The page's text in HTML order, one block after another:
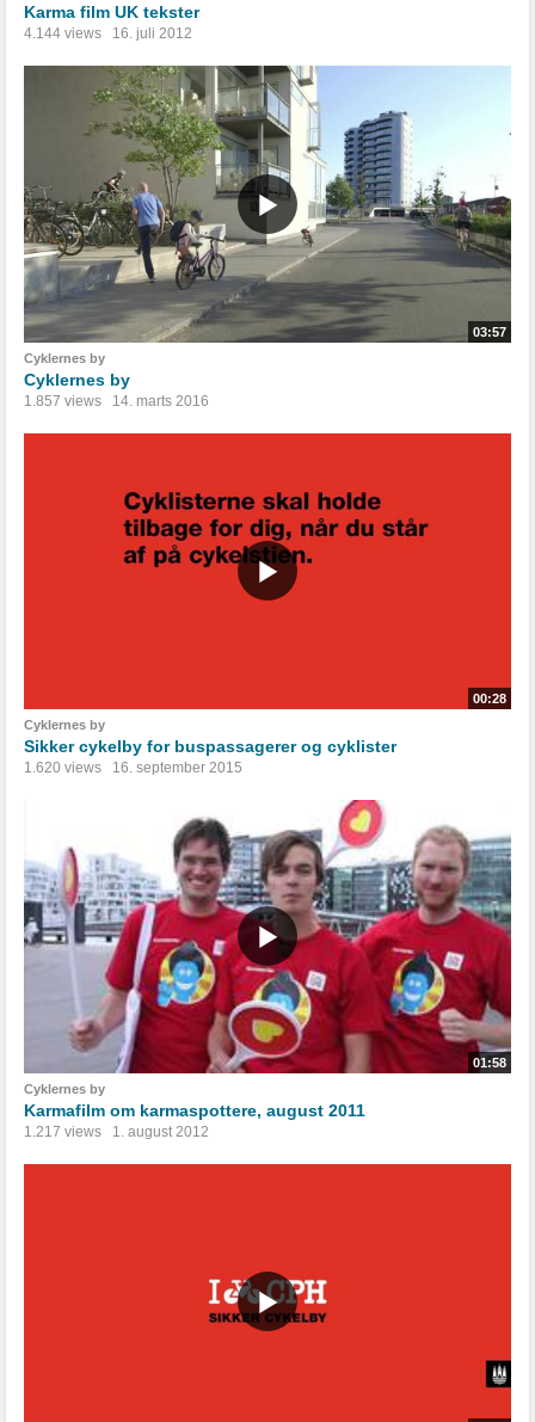
Karma film UK tekster
4.144 views 16. juli 2012
03:57
Cyklernes by
Cyklernes by
1.857 views 14. marts 2016
00:28
Cyklernes by
Sikker cykelby for buspassagerer og cyklister
1.620 views 16. september 2015
01:58
Cyklernes by
Karmafilm om karmaspottere, august 2011
1.217 views 1. august 2012